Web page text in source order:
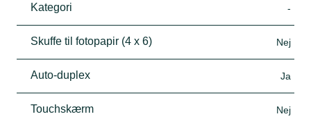
Kategori -
Skuffe til fotopapir (4 x 6) Nej
Auto-duplex Ja
Touchskærm Nej